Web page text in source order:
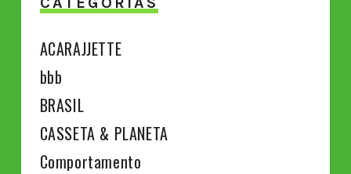
ACARAJJETTE
bbb
BRASIL
CASSETA & PLANETA
Comportamento